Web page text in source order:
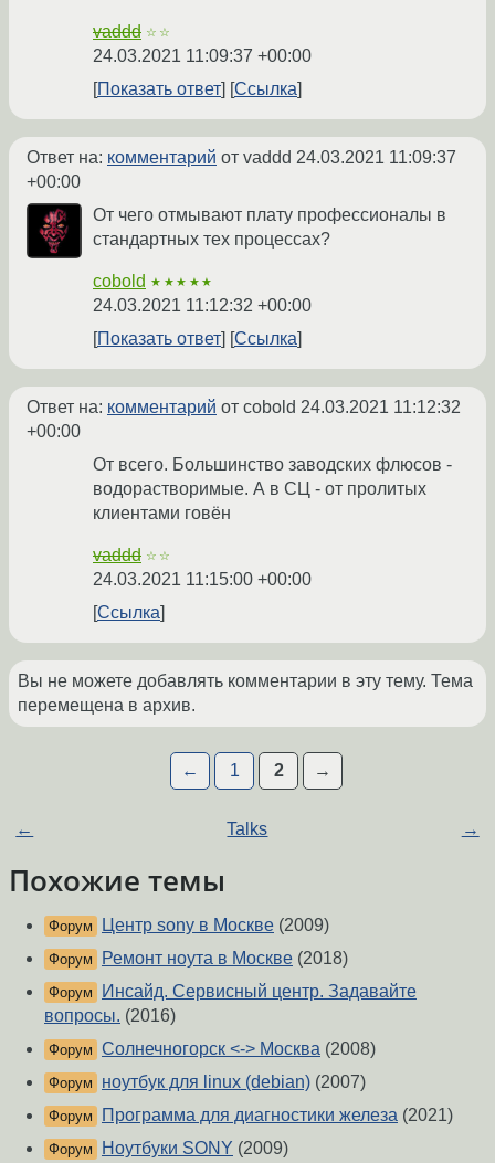
vaddd ☆☆
24.03.2021 11:09:37 +00:00
Показать ответ
Ссылка
Ответ на: комментарий от vaddd 24.03.2021 11:09:37
+00:00
От чего отмывают плату профессионалы в
стандартных тех процессах?
cobold ★★★★★
24.03.2021 11:12:32 +00:00
Показать ответ
Ссылка
Ответ на: комментарий от cobold 24.03.2021 11:12:32
+00:00
От всего. Большинство заводских флюсов -
водорастворимые. А в СЦ - от пролитых
клиентами говён
vaddd ☆☆
24.03.2021 11:15:00 +00:00
Ссылка
Вы не можете добавлять комментарии в эту тему. Тема
перемещена в архив.
← 1 2 →
← Talks →
Похожие темы
Форум Центр sony в Москве (2009)
Форум Ремонт ноута в Москве (2018)
Форум
Инсайд. Сервисный центр. Задавайте
вопросы. (2016)
Форум Солнечногорск <-> Москва (2008)
Форум ноутбук для linux (debian) (2007)
Форум Программа для диагностики железа (2021)
Форум Ноутбуки SONY (2009)